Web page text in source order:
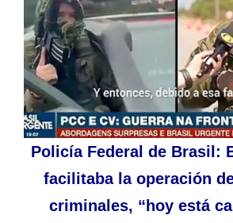
Policía Federal de Brasil:
facilitaba la operación
criminales, “hoy está